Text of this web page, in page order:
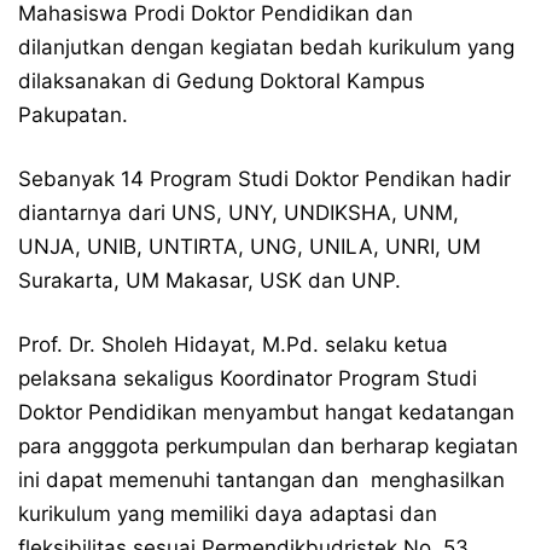
Mahasiswa Prodi Doktor Pendidikan dan
dilanjutkan dengan kegiatan bedah kurikulum yang
dilaksanakan di Gedung Doktoral Kampus
Pakupatan.
Sebanyak 14 Program Studi Doktor Pendikan hadir
diantarnya dari UNS, UNY, UNDIKSHA, UNM,
UNJA, UNIB, UNTIRTA, UNG, UNILA, UNRI, UM
Surakarta, UM Makasar, USK dan UNP.
Prof. Dr. Sholeh Hidayat, M.Pd. selaku ketua
pelaksana sekaligus Koordinator Program Studi
Doktor Pendidikan menyambut hangat kedatangan
para angggota perkumpulan dan berharap kegiatan
ini dapat memenuhi tantangan dan menghasilkan
kurikulum yang memiliki daya adaptasi dan